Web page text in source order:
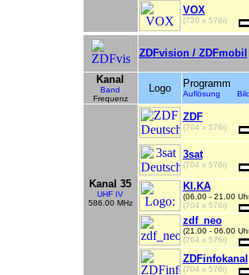
VOX
(720 x 576i)
ZDFvision / ZDFmobil
Kanal
Band
Frequenz
Logo Programm
Auflösung Bild
Kanal 35
UHF IV
586.00 MHz
ZDF
(704 x 576i)
3sat
(704 x 576i)
KI.KA
(06.00 - 21.00
(704 x 576i)
zdf_neo
(21.00 - 06.00
(704 x 576i)
ZDFinfokanal
(704 x 576i)